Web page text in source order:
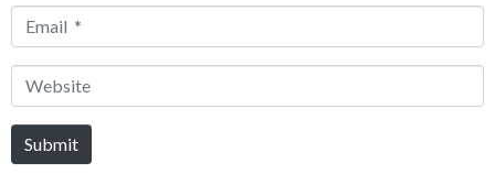
Email
Website
Submit